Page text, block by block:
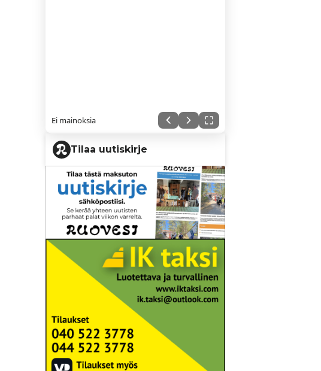
Ei mainoksia
Tilaa uutiskirje